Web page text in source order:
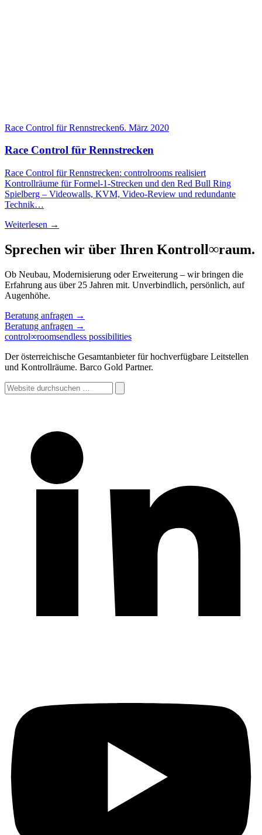
Race Control für Rennstrecken6. März 2020
Race Control für Rennstrecken
Race Control für Rennstrecken: controlrooms realisiert
Kontrollräume für Formel-1-Strecken und den Red Bull Ring
Spielberg – Videowalls, KVM, Video-Review und redundante
Technik…
Weiterlesen →
Sprechen wir über Ihren Kontroll∞raum.
Ob Neubau, Modernisierung oder Erweiterung – wir bringen die
Erfahrung aus über 25 Jahren mit. Unverbindlich, persönlich, auf
Augenhöhe.
Beratung anfragen →
Beratung anfragen →
control∞roomsendless possibilities
Der österreichische Gesamtanbieter für hochverfügbare Leitstellen
und Kontrollräume. Barco Gold Partner.
Website
durchsuchen